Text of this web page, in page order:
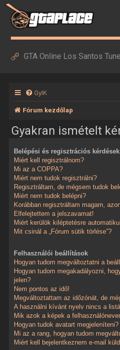
GTA Online Los Santos
GyIK
Fórum kezdőlap
Gyakran ismételt
Belépési és regisztrációs kérdések
Miért kell regisztrálnom?
Mi az a COPPA?
Miért nem tudok regisztrálni?
Regisztráltam, de mégsem tudok
Miért nem tudok belépni?
Korábban regisztráltam magam,
Elfelejtettem a jelszavamat!
Miért kerülök kiléptetésre
Mit csinál a „Fórum sütik törlése”?
Felhasználói beállítások
Hogyan tudom megváltoztatni a
Hogyan tudom megakadályozni,
jelen?
Nem pontos az idő!
Megváltoztattam az időzónát, de
A használni kívánt nyelv nincs a
Mik azok a képek a
Hogyan tudok avatart megjeleníteni?
Mi az a rang, hogyan tudom
Miért kell bejelentkeznem e-mail